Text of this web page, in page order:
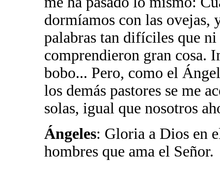
dormíamos con las ovejas,
palabras tan difíciles que
comprendieron gran cosa.
bobo... Pero, como el
los demás pastores se me
solas, igual que nosotros
Ángeles: Gloria a Dios en
hombres que ama el Señor.